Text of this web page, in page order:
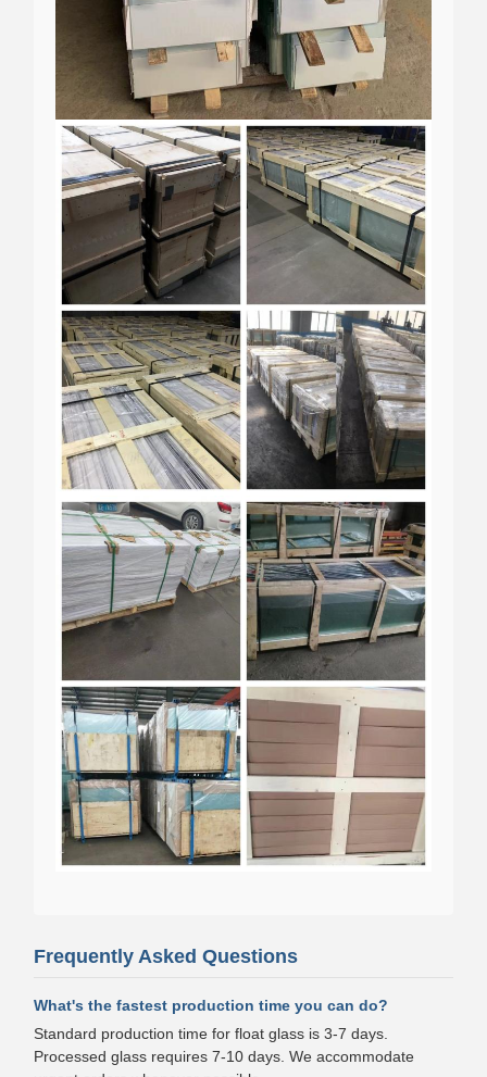
Frequently Asked Questions
What's the fastest production time you can do?
Standard production time for float glass is 3-7 days.
Processed glass requires 7-10 days. We accommodate